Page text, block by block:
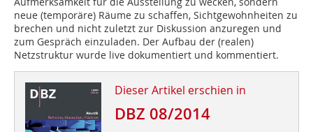
neue (temporäre) Räume zu schaffen, Sichtgewohnheiten zu
brechen und nicht zuletzt zur Diskussion anzuregen und
zum Gespräch einzuladen. Der Aufbau der (realen)
Netzstruktur wurde live dokumentiert und kommentiert.
Dieser Artikel erschien in
DBZ 08/2014